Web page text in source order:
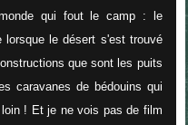
qui fout le camp : le
lorsque le désert s'est trouvé
que sont les puits
caravanes de bédouins qui
! Et je ne vois pas de film